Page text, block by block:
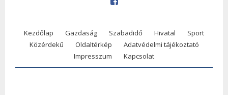
Kezdőlap Gazdaság Szabadidő Hivatal
Sport
Közérdekű
Oldaltérkép
Adatvédelmi tájékoztató
Impresszum
Kapcsolat